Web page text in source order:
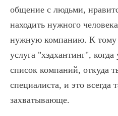
общение с людьми,
находить нужного
нужную компанию. К тому
услуга "хэдхантинг",
список компаний, откуда
специалиста, и это всегда
захватывающе.